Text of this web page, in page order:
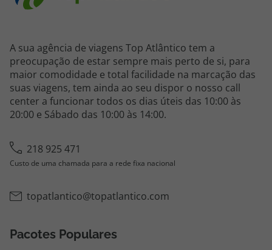
A sua agência de viagens Top Atlântico tem a
preocupação de estar sempre mais perto de si, para
maior comodidade e total facilidade na marcação das
suas viagens, tem ainda ao seu dispor o nosso call
20:00 e Sábado das 10:00 às 14:00.